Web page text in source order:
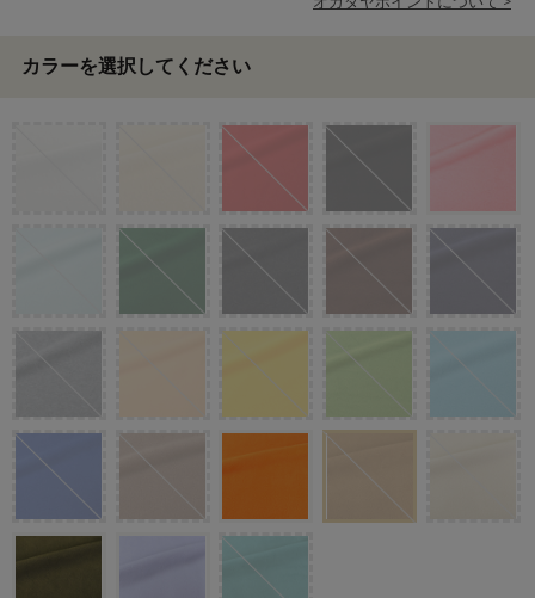
カラーを選択してください